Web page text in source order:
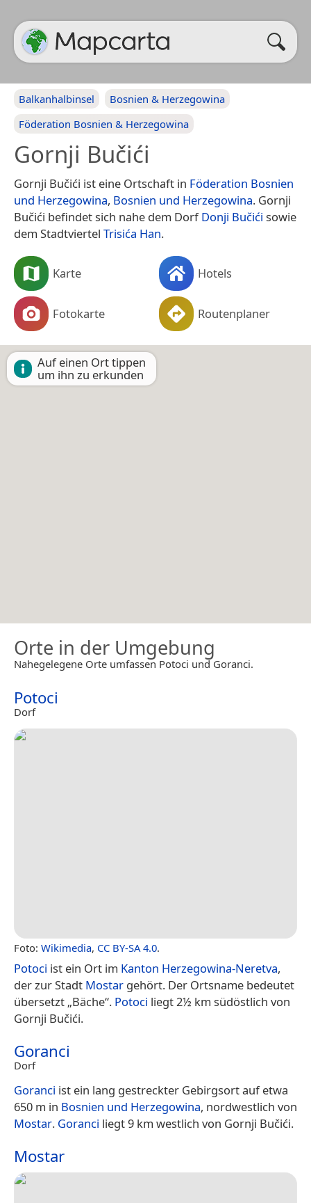
Balkanhalbinsel
Bosnien & Herzegowina
Föderation Bosnien & Herzegowina
Gornji Bučići
Gornji Bučići ist eine Ortschaft in Föderation Bosnien
und Herzegowina, Bosnien und Herzegowina. Gornji
Bučići befindet sich nahe dem DorfDonji Bučići sowie
dem Stadtviertel Trisića Han.
Karte Hotels
Fotokarte Routenplaner
Auf einen Ort tippen
um ihn zu erkunden
Orte in der Umgebung
Nahegelegene Orte umfassen Potoci und Goranci.
Potoci
Dorf
Foto: Wikimedia, CC BY-SA 4.0.
Potoci ist ein Ort im Kanton Herzegowina-Neretva,
der zur Stadt Mostar gehört. Der Ortsname bedeutet
übersetzt „Bäche“. Potoci liegt 2½ km südöstlich von
Gornji Bučići.
Goranci
Dorf
Goranci ist ein lang gestreckter Gebirgsort auf etwa
650 m in Bosnien und Herzegowina, nordwestlich von
Mostar. Goranci liegt 9 km westlich von Gornji Bučići.
Mostar